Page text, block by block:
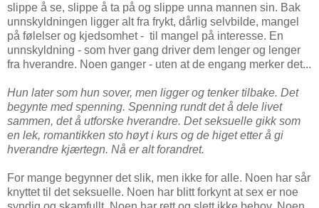
slippe å se, slippe å ta på og slippe unna mannen sin. Bak
unnskyldningen ligger alt fra frykt, dårlig selvbilde, mangel
på følelser og kjedsomhet - til mangel på interesse. En
unnskyldning - som hver gang driver dem lenger og lenger
fra hverandre. Noen ganger - uten at de engang merker det...
Hun later som hun sover, men ligger og tenker tilbake. Det
begynte med spenning. Spenning rundt det å dele livet
sammen, det å utforske hverandre. Det seksuelle gikk som
en lek, romantikken sto høyt i kurs og de higet etter å gi
hverandre kjærtegn. Nå er alt forandret.
For mange begynner det slik, men ikke for alle. Noen har sår
knyttet til det seksuelle. Noen har blitt forkynt at sex er noe